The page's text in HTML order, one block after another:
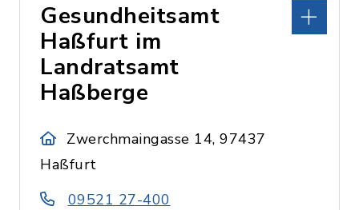
Gesundheitsamt
Haßfurt im
Landratsamt
Haßberge
Zwerchmaingasse 14, 97437
Haßfurt
09521 27-400